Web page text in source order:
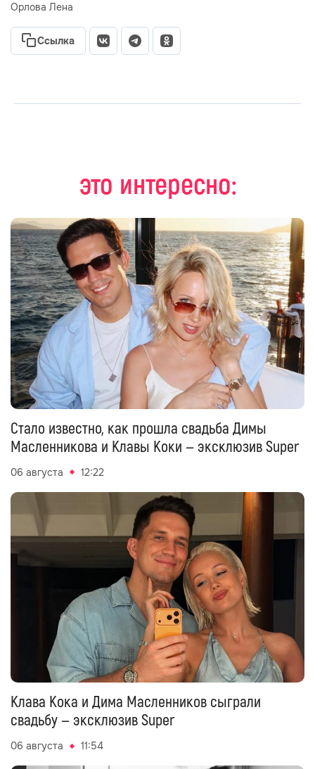
Орлова Лена
Ссылка
это интересно:
Стало известно, как прошла свадьба Димы
Масленникова и Клавы Коки — эксклюзив Super
06 августа 12:22
Клава Кока и Дима Масленников сыграли
свадьбу — эксклюзив Super
06 августа 11:54